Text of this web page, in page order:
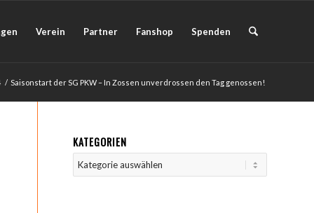
Verein Partner Fanshop Spenden
/ Saisonstart der SG PKW – In Zossen unverdrossen den Tag genossen!
KATEGORIEN
Kategorien